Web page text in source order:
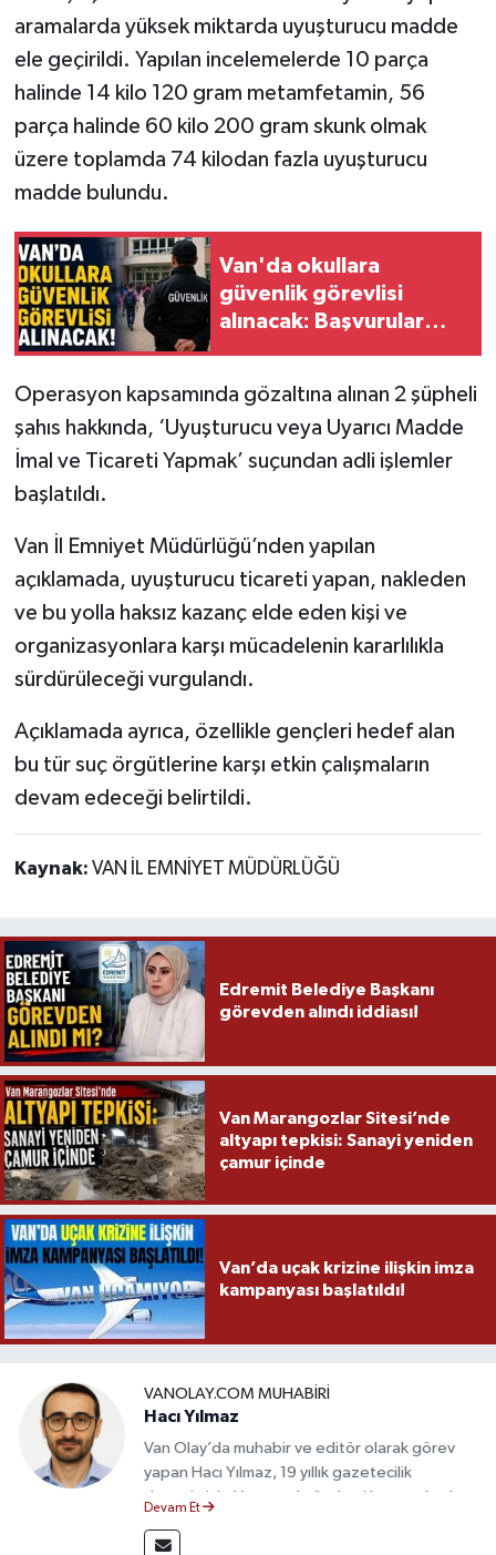
aramalarda yüksek miktarda uyuşturucu madde
ele geçirildi. Yapılan incelemelerde 10 parça
halinde 14 kilo 120 gram metamfetamin, 56
parça halinde 60 kilo 200 gram skunk olmak
üzere toplamda 74 kilodan fazla uyuşturucu
madde bulundu.
Van'da okullara
güvenlik görevlisi
alınacak: Başvurular
Operasyon kapsamında gözaltına alınan 2 şüpheli
şahıs hakkında, ‘Uyuşturucu veya Uyarıcı Madde
İmal ve Ticareti Yapmak’ suçundan adli işlemler
başlatıldı.
Van İl Emniyet Müdürlüğü’nden yapılan
açıklamada, uyuşturucu ticareti yapan, nakleden
ve bu yolla haksız kazanç elde eden kişi ve
organizasyonlara karşı mücadelenin kararlılıkla
sürdürüleceği vurgulandı.
Açıklamada ayrıca, özellikle gençleri hedef alan
bu tür suç örgütlerine karşı etkin çalışmaların
devam edeceği belirtildi.
Kaynak: VAN İL EMNİYET MÜDÜRLÜĞÜ
Edremit Belediye Başkanı
görevden alındı iddiası!
Van Marangozlar Sitesi’nde
altyapı tepkisi: Sanayi yeniden
çamur içinde
Van’da uçak krizine ilişkin imza
kampanyası başlatıldı!
VANOLAY.COM MUHABIRI
Hacı Yılmaz
Van Olay’da muhabir ve editör olarak görev
yapan Hacı Yılmaz, 19 yıllık gazetecilik
deneyimiyle Van yerel gündemi başta olmak
takip etmektedir. Editoryal sürece katkı sunan
Devam Et